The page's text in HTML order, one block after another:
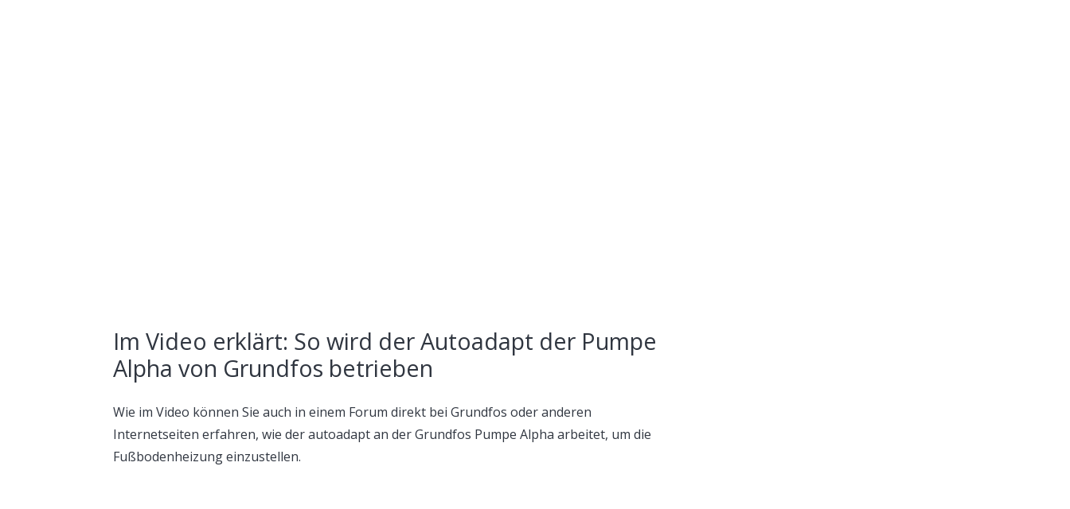
Im Video erklärt: So wird der Autoadapt der Pumpe
Alpha von Grundfos betrieben
Wie im Video können Sie auch in einem Forum direkt bei Grundfos oder anderen
Internetseiten erfahren, wie der autoadapt an der Grundfos Pumpe Alpha arbeitet, um die
Fußbodenheizung einzustellen.